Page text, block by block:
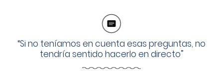
“Si no teníamos en cuenta esas preguntas, no
tendría sentido hacerlo en directo”